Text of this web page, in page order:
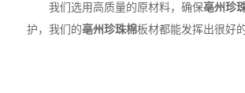
我们选用高质量的原材料，确保亳州珍
护，我们的亳州珍珠棉板材都能发挥出很好